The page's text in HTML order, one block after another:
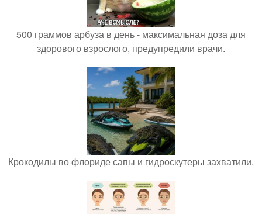
500 граммов арбуза в день - максимальная доза для
здорового взрослого, предупредили врачи.
Крокодилы во флориде сапы и гидроскутеры захватили.